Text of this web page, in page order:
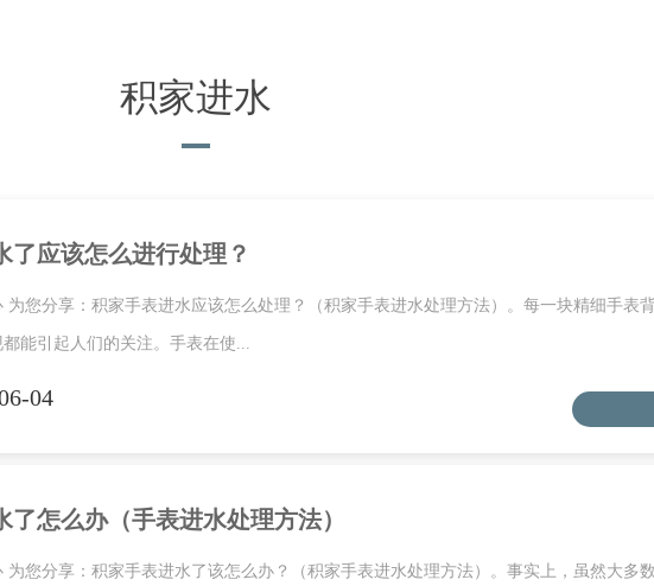
积家进水
了应该怎么进行处理？
为您分享：积家手表进水应该怎么处理？（积家手表进水处理方法）。每一块精细手表
能引起人们的关注。手表在使...
04
了怎么办（手表进水处理方法）
为您分享：积家手表进水了该怎么办？（积家手表进水处理方法）。事实上，虽然大多